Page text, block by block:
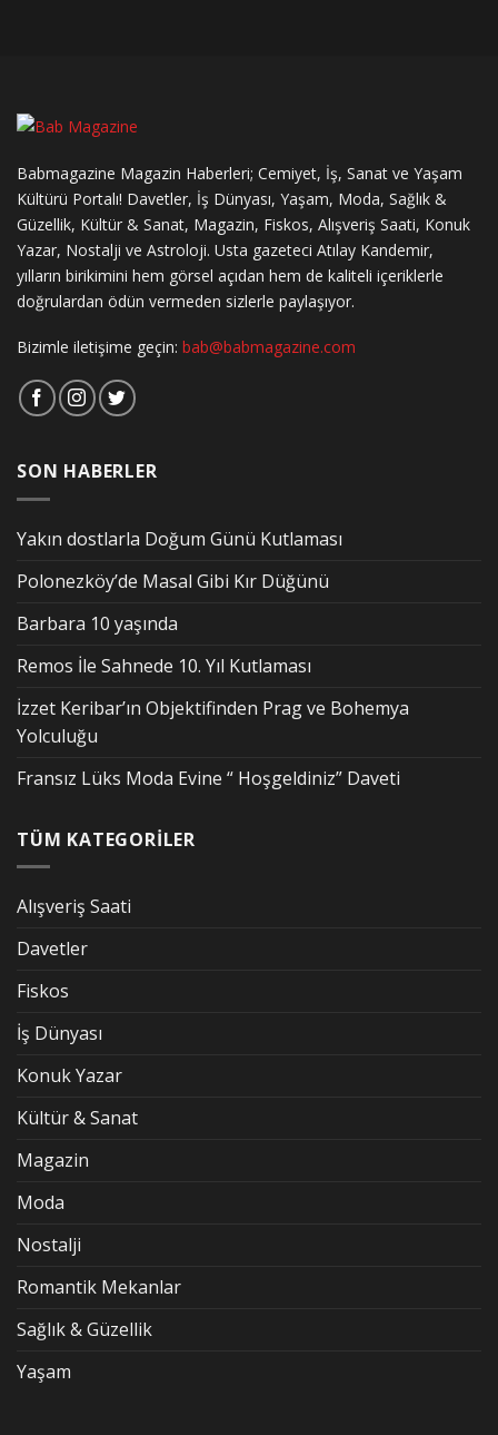
Babmagazine Magazin Haberleri; Cemiyet, İş, Sanat ve Yaşam
Kültürü Portalı! Davetler, İş Dünyası, Yaşam, Moda, Sağlık &
Güzellik, Kültür & Sanat, Magazin, Fiskos, Alışveriş Saati, Konuk
Yazar, Nostalji ve Astroloji. Usta gazeteci Atılay Kandemir,
yılların birikimini hem görsel açıdan hem de kaliteli içeriklerle
doğrulardan ödün vermeden sizlerle paylaşıyor.
Bizimle iletişime geçin: bab@babmagazine.com
SON HABERLER
Yakın dostlarla Doğum Günü Kutlaması
Polonezköy’de Masal Gibi Kır Düğünü
Barbara 10 yaşında
Remos İle Sahnede 10. Yıl Kutlaması
İzzet Keribar’ın Objektifinden Prag ve Bohemya
Yolculuğu
Fransız Lüks Moda Evine “ Hoşgeldiniz” Daveti
TÜM KATEGORİLER
Alışveriş Saati
Davetler
Fiskos
İş Dünyası
Konuk Yazar
Kültür & Sanat
Magazin
Moda
Nostalji
Romantik Mekanlar
Sağlık & Güzellik
Yaşam